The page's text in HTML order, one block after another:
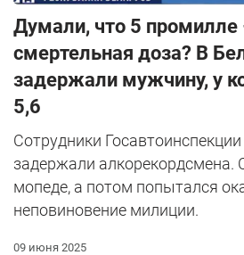
Думали, что 5 промилле
смертельная доза? В
задержали мужчину, у
5,6
Сотрудники
задержали алкорекордсмена.
мопеде, а потом попытался
неповиновение милиции.
09 июня 2025